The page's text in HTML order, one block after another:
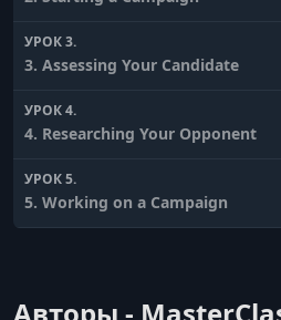
УРОК 3.
3. Assessing Your Candidate
УРОК 4.
4. Researching Your Opponent
УРОК 5.
5. Working on a Campaign
УРОК 7.
Авторы -